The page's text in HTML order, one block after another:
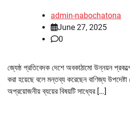
admin-nabochatona
June 27, 2025
0
জ্যেষ্ঠ প্রতিবেদক দেশে অবকাঠামো উন্নয়ন
করা হয়েছে বলে মন্তব্য করেছেন বাণিজ্য উপদেষ্টা
অপ্রয়োজনীয় ব্যয়ের বিষয়টি সাধ্যের […]